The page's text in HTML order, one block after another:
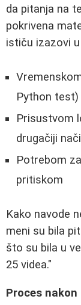
da pitanja na
pokrivena
ističu izazovi
Python test)
Prisustvom
drugačiji
Potrebom
pritiskom
Kako navode
meni su bila
što su bila u
25 videa."
Proces